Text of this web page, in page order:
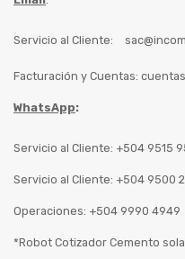
Servicio al Cliente:
Facturación y Cuentas:
WhatsApp:
Servicio al Cliente: +504 9515
Servicio al Cliente: +504 9500
Operaciones: +504 9990 4949
*Robot Cotizador Cemento